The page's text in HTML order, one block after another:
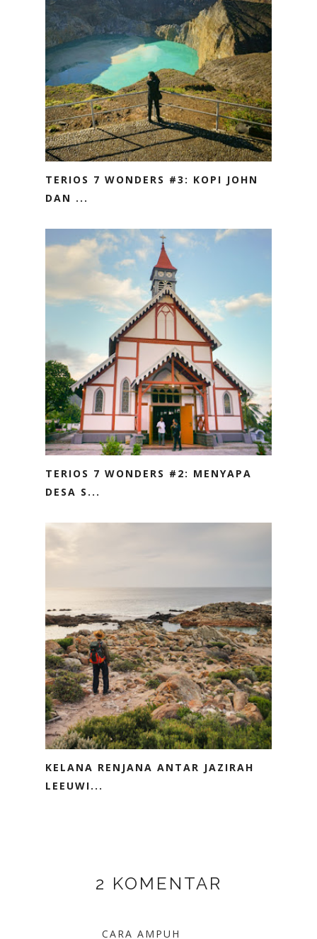
TERIOS 7 WONDERS #3: KOPI JOHN
DAN ...
TERIOS 7 WONDERS #2: MENYAPA
DESA S...
KELANA RENJANA ANTAR JAZIRAH
LEEUWI...
2 KOMENTAR
CARA AMPUH